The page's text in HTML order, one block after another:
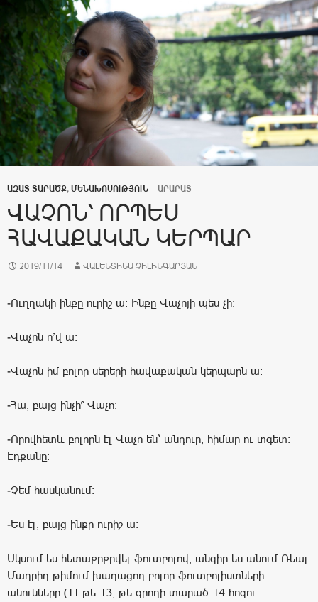
ԱԶԱՏ ՏԱՐԱԾՔ, ՄԵՆԱԽՈՍՈՒԹՅՈՒՆ ԱՐԱՐԱՏ
ՎԱՉՈՆ՝ ՈՐՊԵՍ
ՀԱՎԱՔԱԿԱՆ ԿԵՐՊԱՐ
2019/11/14 ՎԱԼԵՆՏԻՆԱ ՉԻԼԻՆԳԱՐՅԱՆ
-Ուղղակի ինքը ուրիշ ա։ Ինքը Վաչոյի պես չի։
-Վաչոն ո՞վ ա։
-Վաչոն իմ բոլոր սերերի հավաքական կերպարն ա։
-Հա, բայց ինչի՞ Վաչո։
-Որովհետև բոլորն էլ Վաչո են՝ անդուր, հիմար ու տգետ։
Էդքանը։
-Չեմ հասկանում։
-Ես էլ, բայց ինքը ուրիշ ա։
Սկսում ես հետաքրքրվել ֆուտբոլով, անգիր ես անում Ռեալ
Մադրիդ թիմում խաղացող բոլոր ֆուտբոլիստների
անունները (11 թե 13, թե գրողի տարած 14 հոգու